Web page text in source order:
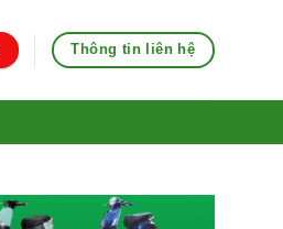
Thông tin liên hệ